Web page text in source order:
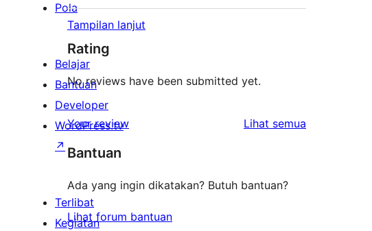
Tampilan lanjut
Rating
No reviews have been submitted yet.
Your review Lihat semua
Bantuan
Ada yang ingin dikatakan? Butuh bantuan?
Lihat forum bantuan
Pola
Belajar
Bantuan
Developer
WordPress.tv
↗
Terlibat
Kegiatan